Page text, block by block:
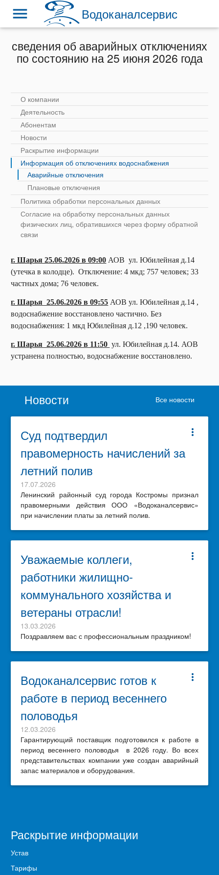
Водоканалсервис
menu
сведения об аварийных отключениях
по состоянию на 25 июня 2026 года
О компании
Деятельность
Абонентам
Новости
Раскрытие информации
Информация об отключениях водоснабжения
Аварийные отключения
Плановые отключения
Политика обработки персональных данных
Согласие на обработку персональных данных
физических лиц, обратившихся через форму обратной
связи
г. Шарья 25.06.2026 в 09:00 АОВ ул. Юбилейная д.14
(утечка в колодце). Отключение: 4 мкд; 757 человек; 33
частных дома; 76 человек.
г. Шарья 25.06.2026 в 09:55 АОВ ул. Юбилейная д.14 ,
водоснабжение восстановлено частично. Без
водоснабжения: 1 мкд Юбилейная д.12 ,190 человек.
г. Шарья 25.06.2026 в 11:50 ул. Юбилейная д.14. АОВ
устранена полностью, водоснабжение восстановлено.
Новости Все новости
more_vert
Суд подтвердил
правомерность начислений за
летний полив
17.07.2026
Ленинский районный суд города Костромы признал
правомерными действия ООО «Водоканалсервис»
при начислении платы за летний полив.
more_vert
Уважаемые коллеги,
работники жилищно-
коммунального хозяйства и
ветераны отрасли!
13.03.2026
Поздравляем вас с профессиональным праздником!
more_vert
Водоканалсервис готов к
работе в период весеннего
половодья
12.03.2026
Гарантирующий поставщик подготовился к работе в
период весеннего половодья в 2026 году. Во всех
представительствах компании уже создан аварийный
запас материалов и оборудования.
Раскрытие информации
Устав
Тарифы